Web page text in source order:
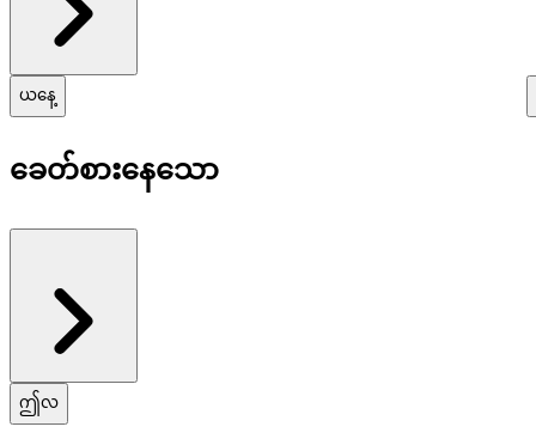
ယနေ့
ခေတ်စားနေသော
ဤလ